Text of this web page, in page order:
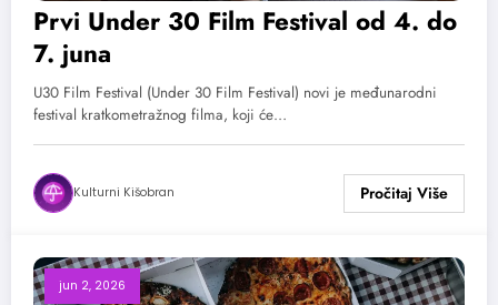
Prvi Under 30 Film Festival od 4. do
7. juna
U30 Film Festival (Under 30 Film Festival) novi je međunarodni
festival kratkometražnog filma, koji će…
Kulturni Kišobran
jun 2, 2026